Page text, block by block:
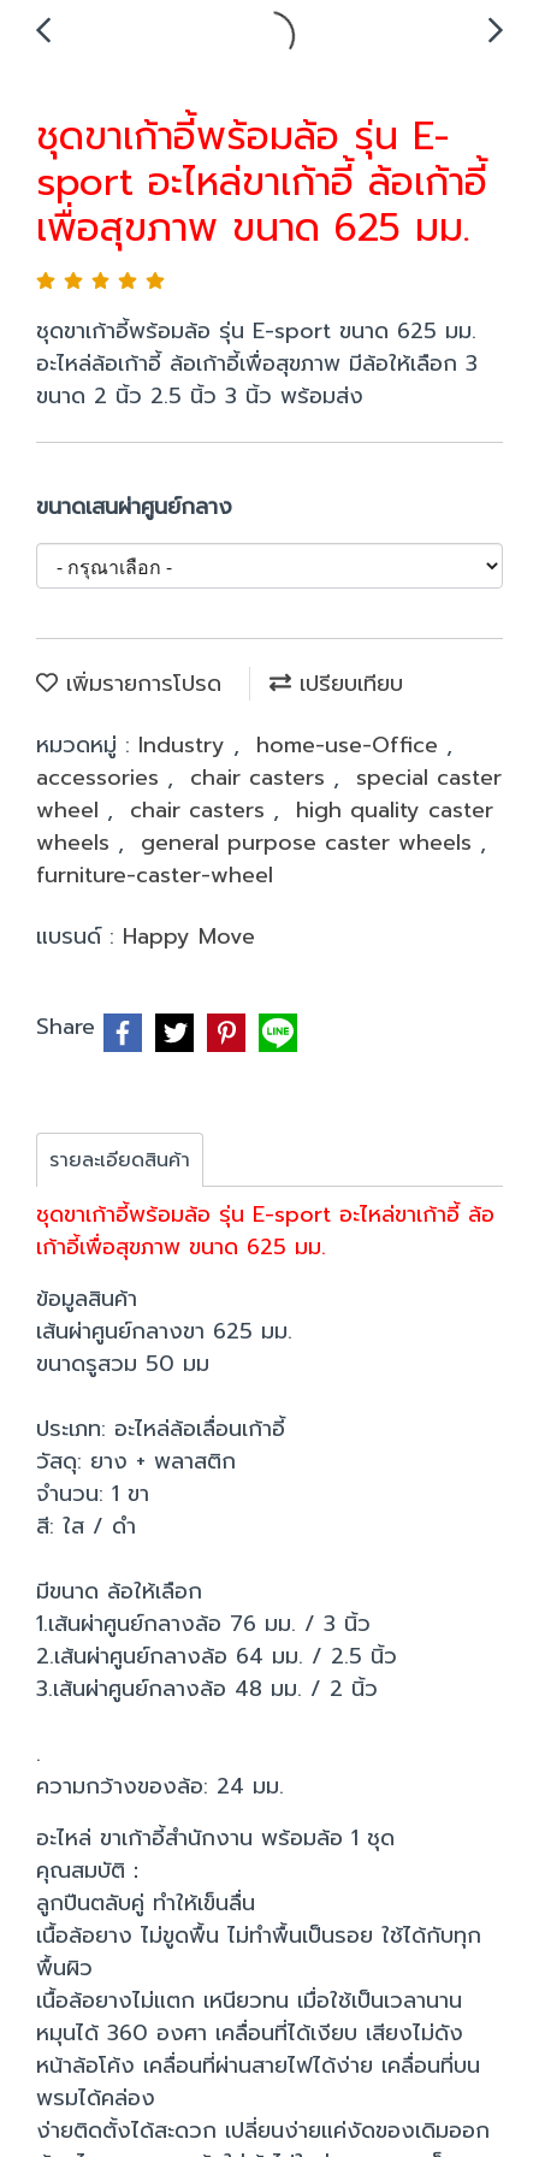
ชุดขาเก้าอี้พร้อมล้อ รุ่น E-
sport อะไหล่ขาเก้าอี้ ล้อเก้าอี้
เพื่อสุขภาพ ขนาด 625 มม.
ชุดขาเก้าอี้พร้อมล้อ รุ่น E-sport ขนาด 625 มม.
อะไหล่ล้อเก้าอี้ ล้อเก้าอี้เพื่อสุขภาพ มีล้อให้เลือก 3
ขนาด 2 นิ้ว 2.5 นิ้ว 3 นิ้ว พร้อมส่ง
ขนาดเสนผ่าศูนย์กลาง
เพิ่มรายการโปรด
เปรียบเทียบ
หมวดหมู่ : Industry , home-use-Office ,
accessories , chair casters , special caster
wheel , chair casters , high quality caster
wheels , general purpose caster wheels ,
furniture-caster-wheel
แบรนด์ : Happy Move
Share
รายละเอียดสินค้า
ชุดขาเก้าอี้พร้อมล้อ รุ่น E-sport อะไหล่ขาเก้าอี้ ล้อ
เก้าอี้เพื่อสุขภาพ ขนาด 625 มม.
ข้อมูลสินค้า
เส้นผ่าศูนย์กลางขา 625 มม.
ขนาดรูสวม 50 มม
ประเภท: อะไหล่ล้อเลื่อนเก้าอี้
วัสดุ: ยาง + พลาสติก
จำนวน: 1 ขา
สี: ใส / ดำ
มีขนาด ล้อให้เลือก
1.เส้นผ่าศูนย์กลางล้อ 76 มม. / 3 นิ้ว
2.เส้นผ่าศูนย์กลางล้อ 64 มม. / 2.5 นิ้ว
3.เส้นผ่าศูนย์กลางล้อ 48 มม. / 2 นิ้ว
.
ความกว้างของล้อ: 24 มม.
อะไหล่ ขาเก้าอี้สำนักงาน พร้อมล้อ 1 ชุด
คุณสมบัติ：
ลูกปืนตลับคู่ ทำให้เข็นลื่น
เนื้อล้อยาง ไม่ขูดพื้น ไม่ทำพื้นเป็นรอย ใช้ได้กับทุก
พื้นผิว
เนื้อล้อยางไม่แตก เหนียวทน เมื่อใช้เป็นเวลานาน
หมุนได้ 360 องศา เคลื่อนที่ได้เงียบ เสียงไม่ดัง
หน้าล้อโค้ง เคลื่อนที่ผ่านสายไฟได้ง่าย เคลื่อนที่บน
พรมได้คล่อง
ง่ายติดตั้งได้สะดวก เปลี่ยนง่ายแค่งัดของเดิมออก